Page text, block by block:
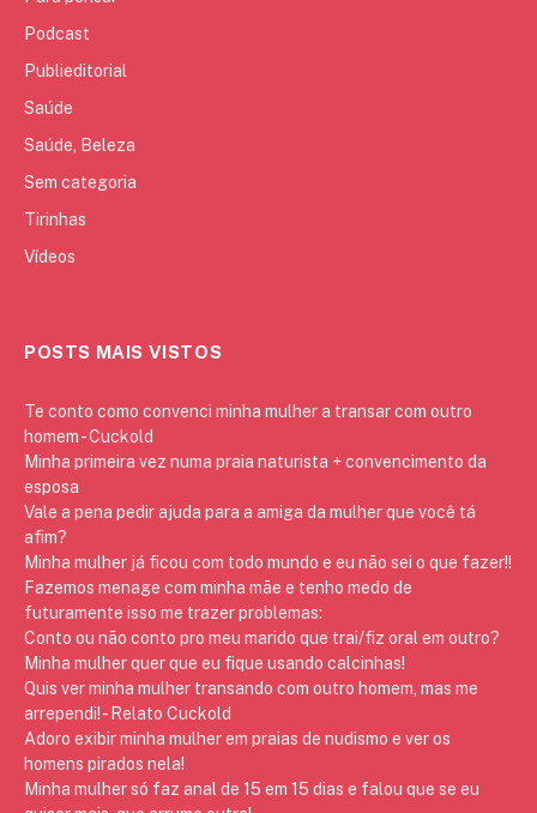
Podcast
Publieditorial
Saúde
Saúde, Beleza
Sem categoria
Tirinhas
Vídeos
POSTS MAIS VISTOS
Te conto como convenci minha mulher a transar com outro
homem - Cuckold
Minha primeira vez numa praia naturista + convencimento da
esposa
Vale a pena pedir ajuda para a amiga da mulher que você tá
afim?
Minha mulher já ficou com todo mundo e eu não sei o que fazer!!
Fazemos menage com minha mãe e tenho medo de
futuramente isso me trazer problemas:
Conto ou não conto pro meu marido que trai/fiz oral em outro?
Minha mulher quer que eu fique usando calcinhas!
Quis ver minha mulher transando com outro homem, mas me
arrependi! - Relato Cuckold
Adoro exibir minha mulher em praias de nudismo e ver os
homens pirados nela!
Minha mulher só faz anal de 15 em 15 dias e falou que se eu